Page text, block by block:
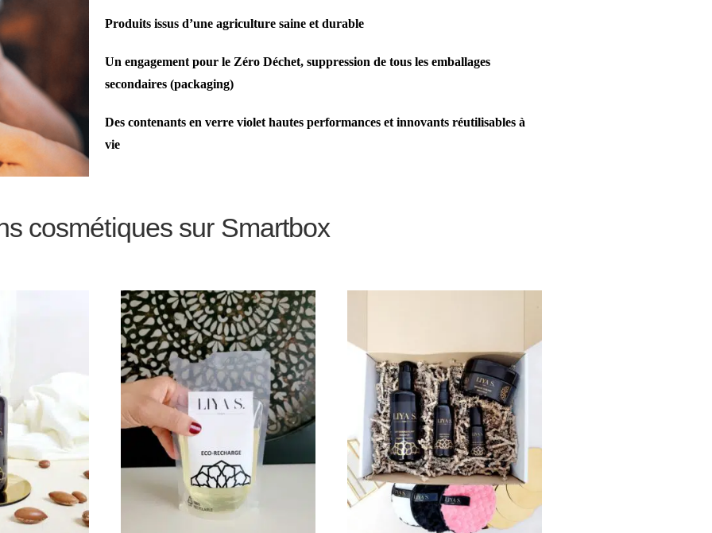
Produits issus d’une agriculture saine et durable
Un engagement pour le Zéro Déchet, suppression de tous les emballages
secondaires (packaging)
Des contenants en verre violet hautes performances et innovants réutilisables à
vie
cosmétiques sur Smartbox